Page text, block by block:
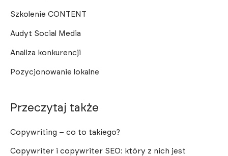
Szkolenie CONTENT
Audyt Social Media
Analiza konkurencji
Pozycjonowanie lokalne
Przeczytaj także
Copywriting – co to takiego?
Copywriter i copywriter SEO: który z nich jest